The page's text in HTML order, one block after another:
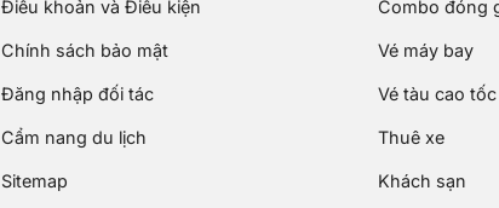
Điều khoản và Điều kiện
Chính sách bảo mật
Đăng nhập đối tác
Cẩm nang du lịch
Sitemap
Combo đóng
Vé máy bay
Vé tàu cao tốc
Thuê xe
Khách sạn